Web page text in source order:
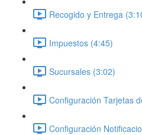
Recogido y Entrega
Impuestos (4:45)
Sucursales (3:02)
Configuración Tarjetas
Configuración